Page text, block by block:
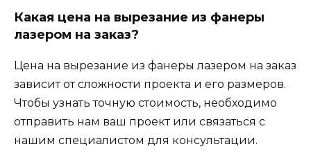
Какая цена на вырезание из фанеры
лазером на заказ?
Цена на вырезание из фанеры лазером на заказ
зависит от сложности проекта и его размеров.
Чтобы узнать точную стоимость, необходимо
отправить нам ваш проект или связаться с
нашим специалистом для консультации.